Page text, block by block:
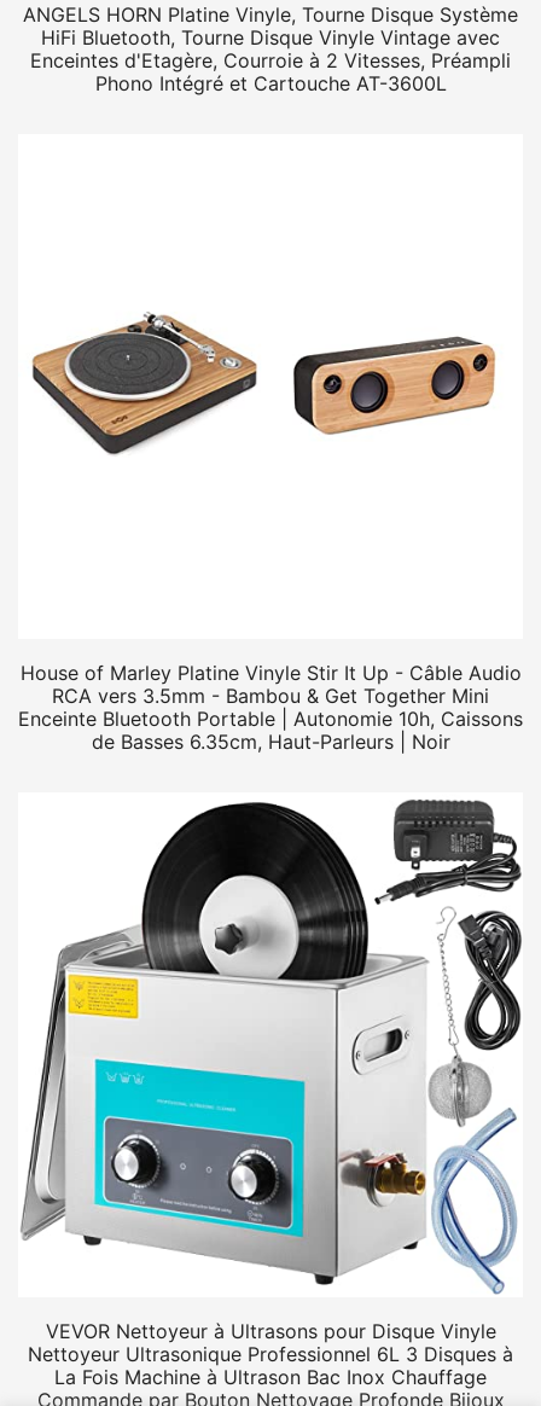
ANGELS HORN Platine Vinyle, Tourne Disque Système
HiFi Bluetooth, Tourne Disque Vinyle Vintage avec
Enceintes d'Etagère, Courroie à 2 Vitesses, Préampli
Phono Intégré et Cartouche AT-3600L
House of Marley Platine Vinyle Stir It Up - Câble Audio
RCA vers 3.5mm - Bambou & Get Together Mini
Enceinte Bluetooth Portable | Autonomie 10h, Caissons
de Basses 6.35cm, Haut-Parleurs | Noir
VEVOR Nettoyeur à Ultrasons pour Disque Vinyle
Nettoyeur Ultrasonique Professionnel 6L 3 Disques à
La Fois Machine à Ultrason Bac Inox Chauffage
Commande par Bouton Nettoyage Profonde Bijoux